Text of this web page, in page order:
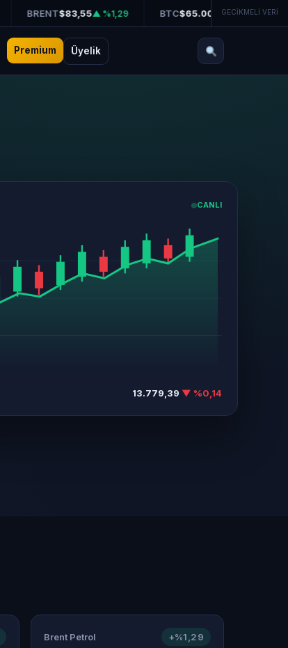
BRENT$83,55▲ %1,29 $65.003▲ %0,47 ETH
GECİKMELİ VERİ
Premium Üyelik
CANLI
13.779,39 ▼ %0,14
Brent Petrol +%1,29